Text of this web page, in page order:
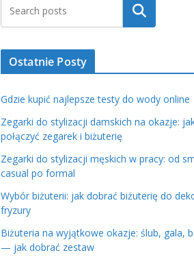
Szukaj
Ostatnie Posty
Gdzie kupić najlepsze testy do wody online
Zegarki do stylizacji damskich na okazje:
połączyć zegarek i biżuterię
Zegarki do stylizacji męskich w pracy: od
casual po formal
Wybór biżuterii: jak dobrać biżuterię do
fryzury
Biżuteria na wyjątkowe okazje: ślub, gala,
— jak dobrać zestaw